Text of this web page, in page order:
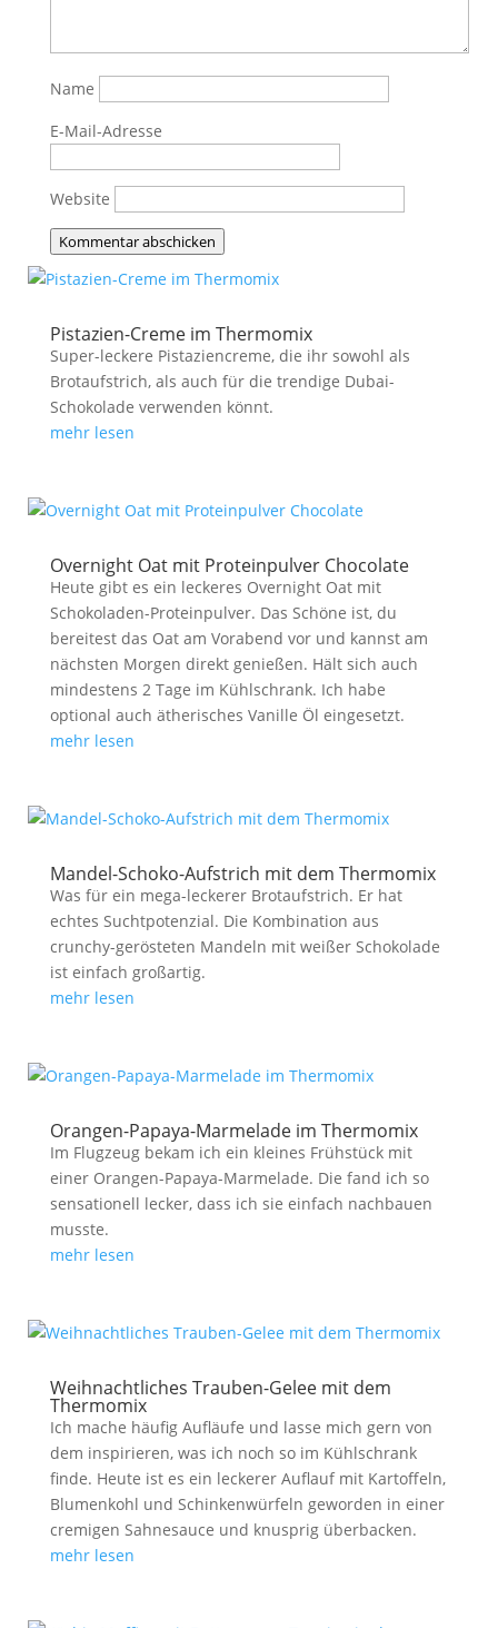
Name
E-Mail-Adresse
Website
Kommentar abschicken
Pistazien-Creme im Thermomix
Super-leckere Pistaziencreme, die ihr sowohl als
Brotaufstrich, als auch für die trendige Dubai-
Schokolade verwenden könnt.
mehr lesen
Overnight Oat mit Proteinpulver Chocolate
Heute gibt es ein leckeres Overnight Oat mit
Schokoladen-Proteinpulver. Das Schöne ist, du
bereitest das Oat am Vorabend vor und kannst am
nächsten Morgen direkt genießen. Hält sich auch
mindestens 2 Tage im Kühlschrank. Ich habe
optional auch ätherisches Vanille Öl eingesetzt.
mehr lesen
Mandel-Schoko-Aufstrich mit dem Thermomix
Was für ein mega-leckerer Brotaufstrich. Er hat
echtes Suchtpotenzial. Die Kombination aus
crunchy-gerösteten Mandeln mit weißer Schokolade
ist einfach großartig.
mehr lesen
Orangen-Papaya-Marmelade im Thermomix
Im Flugzeug bekam ich ein kleines Frühstück mit
einer Orangen-Papaya-Marmelade. Die fand ich so
sensationell lecker, dass ich sie einfach nachbauen
musste.
mehr lesen
Weihnachtliches Trauben-Gelee mit dem
Thermomix
Ich mache häufig Aufläufe und lasse mich gern von
dem inspirieren, was ich noch so im Kühlschrank
finde. Heute ist es ein leckerer Auflauf mit Kartoffeln,
Blumenkohl und Schinkenwürfeln geworden in einer
cremigen Sahnesauce und knusprig überbacken.
mehr lesen